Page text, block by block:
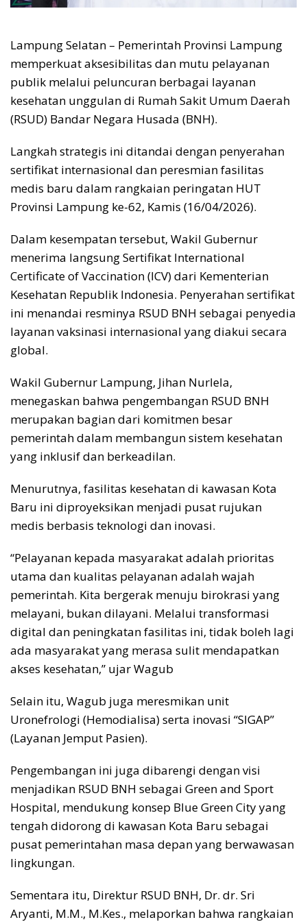
Lampung Selatan – Pemerintah Provinsi Lampung
memperkuat aksesibilitas dan mutu pelayanan
publik melalui peluncuran berbagai layanan
kesehatan unggulan di Rumah Sakit Umum Daerah
(RSUD) Bandar Negara Husada (BNH).
Langkah strategis ini ditandai dengan penyerahan
sertifikat internasional dan peresmian fasilitas
medis baru dalam rangkaian peringatan HUT
Provinsi Lampung ke-62, Kamis (16/04/2026).
Dalam kesempatan tersebut, Wakil Gubernur
menerima langsung Sertifikat International
Certificate of Vaccination (ICV) dari Kementerian
Kesehatan Republik Indonesia. Penyerahan sertifikat
ini menandai resminya RSUD BNH sebagai penyedia
layanan vaksinasi internasional yang diakui secara
global.
Wakil Gubernur Lampung, Jihan Nurlela,
menegaskan bahwa pengembangan RSUD BNH
merupakan bagian dari komitmen besar
pemerintah dalam membangun sistem kesehatan
yang inklusif dan berkeadilan.
Menurutnya, fasilitas kesehatan di kawasan Kota
Baru ini diproyeksikan menjadi pusat rujukan
medis berbasis teknologi dan inovasi.
“Pelayanan kepada masyarakat adalah prioritas
utama dan kualitas pelayanan adalah wajah
pemerintah. Kita bergerak menuju birokrasi yang
melayani, bukan dilayani. Melalui transformasi
digital dan peningkatan fasilitas ini, tidak boleh lagi
ada masyarakat yang merasa sulit mendapatkan
akses kesehatan,” ujar Wagub
Selain itu, Wagub juga meresmikan unit
Uronefrologi (Hemodialisa) serta inovasi “SIGAP”
(Layanan Jemput Pasien).
Pengembangan ini juga dibarengi dengan visi
menjadikan RSUD BNH sebagai Green and Sport
Hospital, mendukung konsep Blue Green City yang
tengah didorong di kawasan Kota Baru sebagai
pusat pemerintahan masa depan yang berwawasan
lingkungan.
Sementara itu, Direktur RSUD BNH, Dr. dr. Sri
Aryanti, M.M., M.Kes., melaporkan bahwa rangkaian